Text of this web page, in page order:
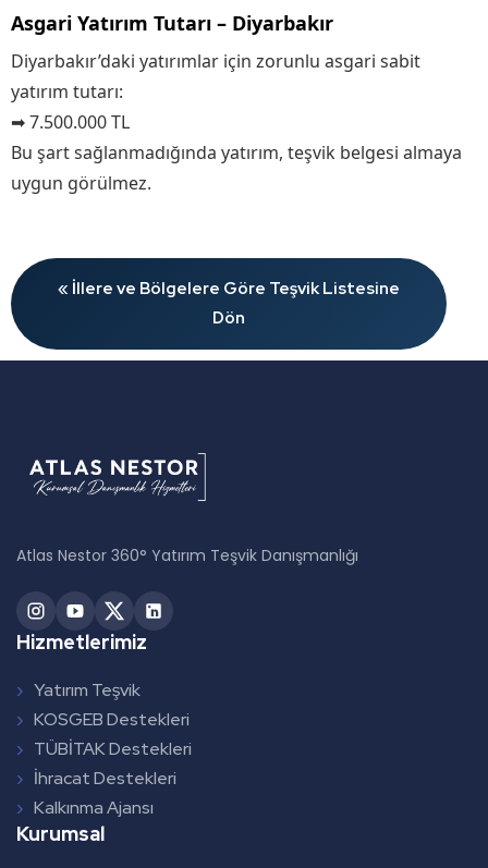
Asgari Yatırım Tutarı – Diyarbakır
Diyarbakır’daki yatırımlar için zorunlu asgari sabit
yatırım tutarı:
➡ 7.500.000 TL
Bu şart sağlanmadığında yatırım, teşvik belgesi almaya
uygun görülmez.
« İllere ve Bölgelere Göre Teşvik Listesine
Dön
Atlas Nestor 360° Yatırım Teşvik Danışmanlığı
Hizmetlerimiz
Yatırım Teşvik
KOSGEB Destekleri
TÜBİTAK Destekleri
İhracat Destekleri
Kalkınma Ajansı
Kurumsal